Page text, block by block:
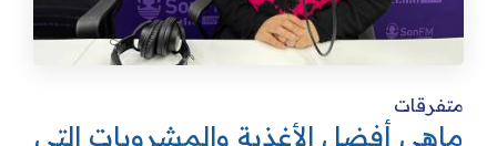
متفرقات
ماهي أفضل الأغذية والمشروبات التي